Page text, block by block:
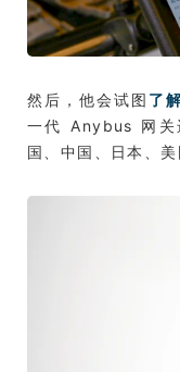
然后，他会试图 了
一代 Anybus 网关
国、中国、日本、